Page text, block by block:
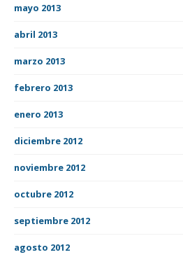
mayo 2013
abril 2013
marzo 2013
febrero 2013
enero 2013
diciembre 2012
noviembre 2012
octubre 2012
septiembre 2012
agosto 2012